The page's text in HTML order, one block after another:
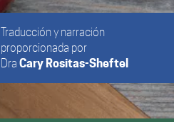
Traducción y narración
proporcionada por
Dra Cary Rositas-Sheftel